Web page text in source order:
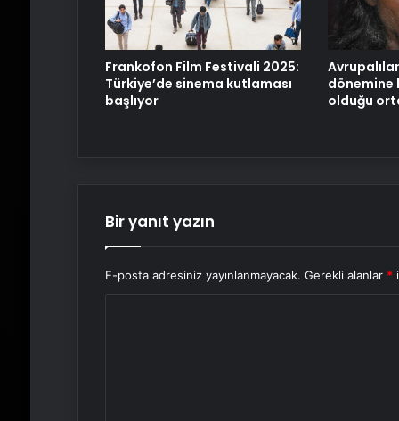
Frankofon Film Festivali 2025:
Türkiye’de sinema kutlaması
başlıyor
dönemine
olduğu
Bir yanıt yazın
E-posta adresiniz yayınlanmayacak. Gerekli alanlar *